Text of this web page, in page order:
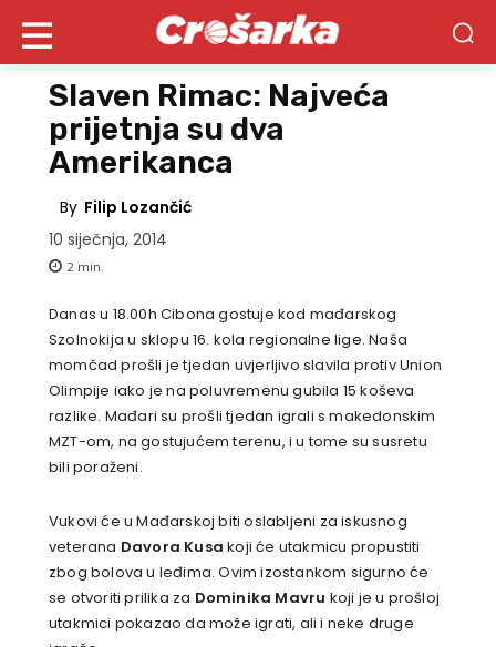
Slaven Rimac: Najveća
prijetnja su dva
Amerikanca
By Filip Lozančić
10 siječnja, 2014
2 min.
Danas u 18.00h Cibona gostuje kod mađarskog
Szolnokija u sklopu 16. kola regionalne lige. Naša
momčad prošli je tjedan uvjerljivo slavila protiv Union
Olimpije iako je na poluvremenu gubila 15 koševa
razlike. Mađari su prošli tjedan igrali s makedonskim
MZT-om, na gostujućem terenu, i u tome su susretu
bili poraženi.
Vukovi će u Mađarskoj biti oslabljeni za iskusnog
veterana Davora Kusa koji će utakmicu propustiti
zbog bolova u leđima. Ovim izostankom sigurno će
se otvoriti prilika za Dominika Mavru koji je u prošloj
utakmici pokazao da može igrati, ali i neke druge